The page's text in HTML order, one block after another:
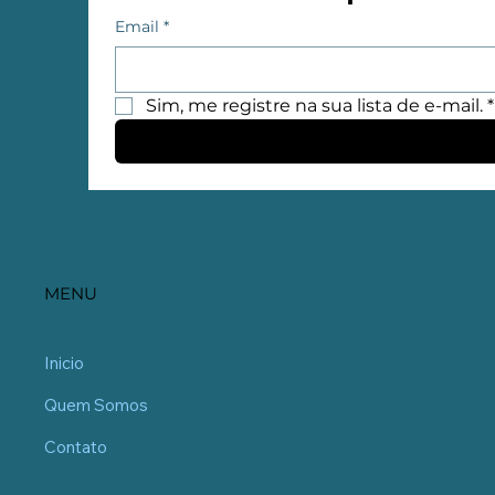
Email *
Sim, me registre na sua lista de e-mail. *
MENU
Inicio
Quem Somos
Contato